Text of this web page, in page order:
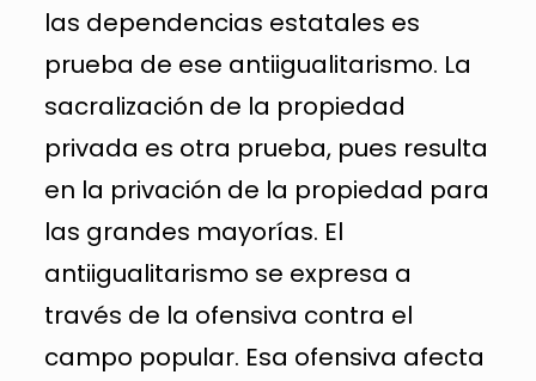
las dependencias estatales es
prueba de ese antiigualitarismo. La
sacralización de la propiedad
privada es otra prueba, pues resulta
en la privación de la propiedad para
las grandes mayorías. El
antiigualitarismo se expresa a
través de la ofensiva contra el
campo popular. Esa ofensiva afecta